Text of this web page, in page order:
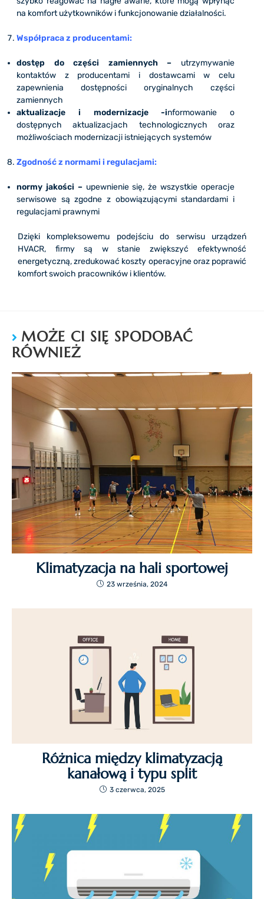
na komfort użytkowników i funkcjonowanie działalności.
Współpraca z producentami:
dostęp do części zamiennych – utrzymywanie
kontaktów z producentami i dostawcami w celu
zapewnienia dostępności oryginalnych części
zamiennych
aktualizacje i modernizacje -informowanie o
dostępnych aktualizacjach technologicznych oraz
możliwościach modernizacji istniejących systemów
Zgodność z normami i regulacjami:
normy jakości –upewnienie się, że wszystkie operacje
serwisowe są zgodne z obowiązującymi standardami i
regulacjami prawnymi
Dzięki kompleksowemu podejściu do serwisu urządzeń
HVACR, firmy są w stanie zwiększyć efektywność
energetyczną, zredukować koszty operacyjne oraz poprawić
komfort swoich pracowników i klientów.
MOŻE CI SIĘ SPODOBAĆ
RÓWNIEŻ
Klimatyzacja na hali sportowej
23 września, 2024
Różnica między klimatyzacją
kanałową i typu split
3 czerwca, 2025